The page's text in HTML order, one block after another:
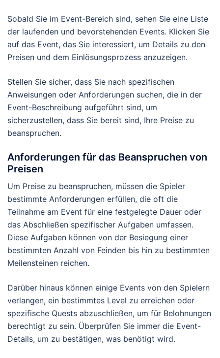
Sobald Sie im Event-Bereich sind, sehen Sie eine Liste
der laufenden und bevorstehenden Events. Klicken Sie
auf das Event, das Sie interessiert, um Details zu den
Preisen und dem Einlösungsprozess anzuzeigen.
Stellen Sie sicher, dass Sie nach spezifischen
Anweisungen oder Anforderungen suchen, die in der
Event-Beschreibung aufgeführt sind, um
sicherzustellen, dass Sie bereit sind, Ihre Preise zu
beanspruchen.
Anforderungen für das Beanspruchen von
Preisen
Um Preise zu beanspruchen, müssen die Spieler
bestimmte Anforderungen erfüllen, die oft die
Teilnahme am Event für eine festgelegte Dauer oder
das Abschließen spezifischer Aufgaben umfassen.
Diese Aufgaben können von der Besiegung einer
bestimmten Anzahl von Feinden bis hin zu bestimmten
Meilensteinen reichen.
Darüber hinaus können einige Events von den Spielern
verlangen, ein bestimmtes Level zu erreichen oder
spezifische Quests abzuschließen, um für Belohnungen
berechtigt zu sein. Überprüfen Sie immer die Event-
Details, um zu bestätigen, was benötigt wird.